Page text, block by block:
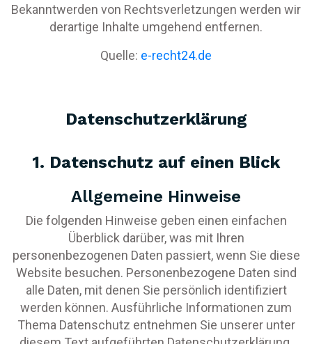
Bekanntwerden von Rechtsverletzungen werden wir
derartige Inhalte umgehend entfernen.
Quelle: e-recht24.de
Datenschutzerklärung
1. Datenschutz auf einen Blick
Allgemeine Hinweise
Die folgenden Hinweise geben einen einfachen
Überblick darüber, was mit Ihren
personenbezogenen Daten passiert, wenn Sie diese
Website besuchen. Personenbezogene Daten sind
alle Daten, mit denen Sie persönlich identifiziert
werden können. Ausführliche Informationen zum
Thema Datenschutz entnehmen Sie unserer unter